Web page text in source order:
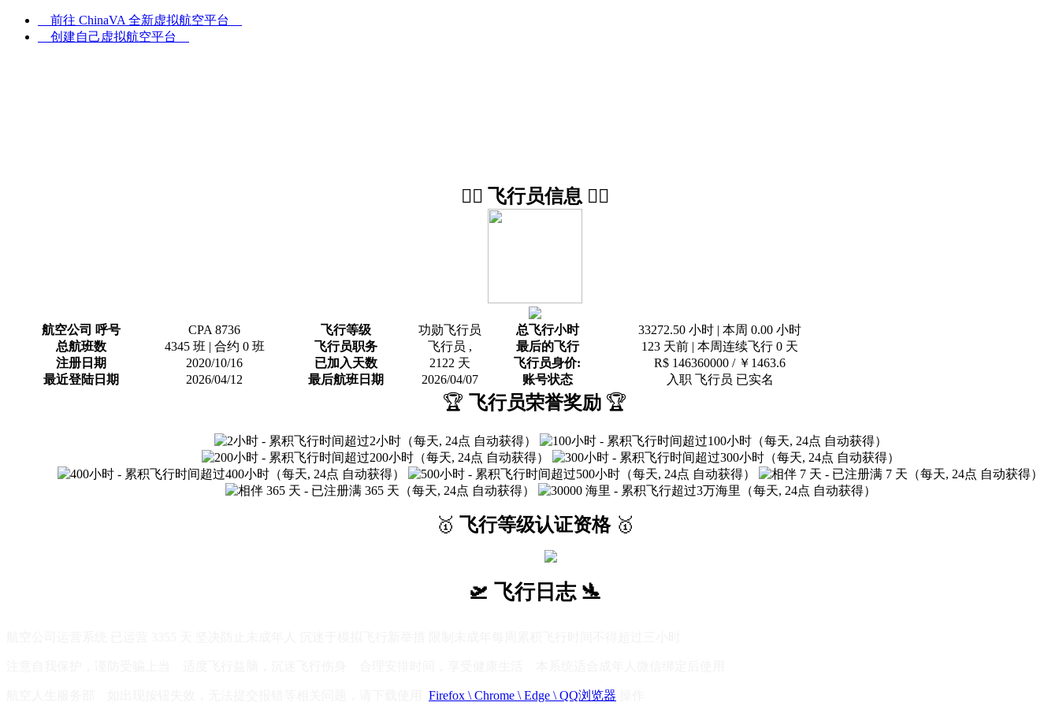
前往 ChinaVA 全新虚拟航空平台
创建自己虚拟航空平台
👨‍✈️ 飞行员信息 👨‍✈️
航空公司 呼号 CPA 8736 飞行等级 功勋飞行员 总飞行小时
33272.50 小时 | 本周 0.00 小时
总航班数
4345 班 | 合约 0 班 飞行员职务 飞行员 , 最后的飞行
123 天前 | 本周连续飞行 0 天
注册日期
2020/10/16 已加入天数 2122 天 飞行员身价:
R$ 146360000 / ￥1463.6
最近登陆日期
2026/04/12 最后航班日期 2026/04/07 账号状态 入职 飞行员 已实名
🏆 飞行员荣誉奖励 🏆
🥇 飞行等级认证资格 🥇
🛫 飞行日志 🛬
Firefox \ Chrome \ Edge \ QQ浏览器